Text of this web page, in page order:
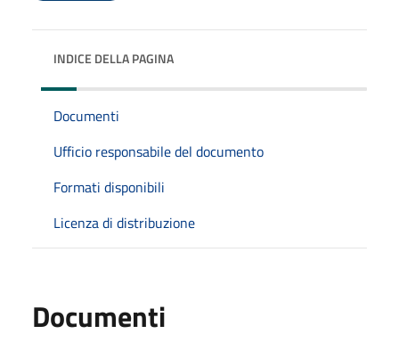
INDICE DELLA PAGINA
Documenti
Ufficio responsabile del documento
Formati disponibili
Licenza di distribuzione
Documenti